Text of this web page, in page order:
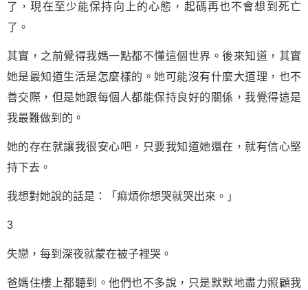
了，現在至少能保持向上的心態，起碼再也不會想到死亡
了。
其實，之前覺得我媽一點都不懂這個世界。後來知道，其實
她是最知道生活是怎麼樣的。她可能沒有什麼大道理，也不
善交際，但是她跟每個人都能保持良好的關係，我覺得這是
我最難做到的。
她的存在就讓我很安心吧，只要我知道她還在，就有信心堅
持下去。
我想對她說的話是：「痲煩你想哭就哭出來。」
3
失戀，每到深夜就蒙在被子裡哭。
爸媽住樓上都聽到。他們也不多說，只是默默地盡力照顧我